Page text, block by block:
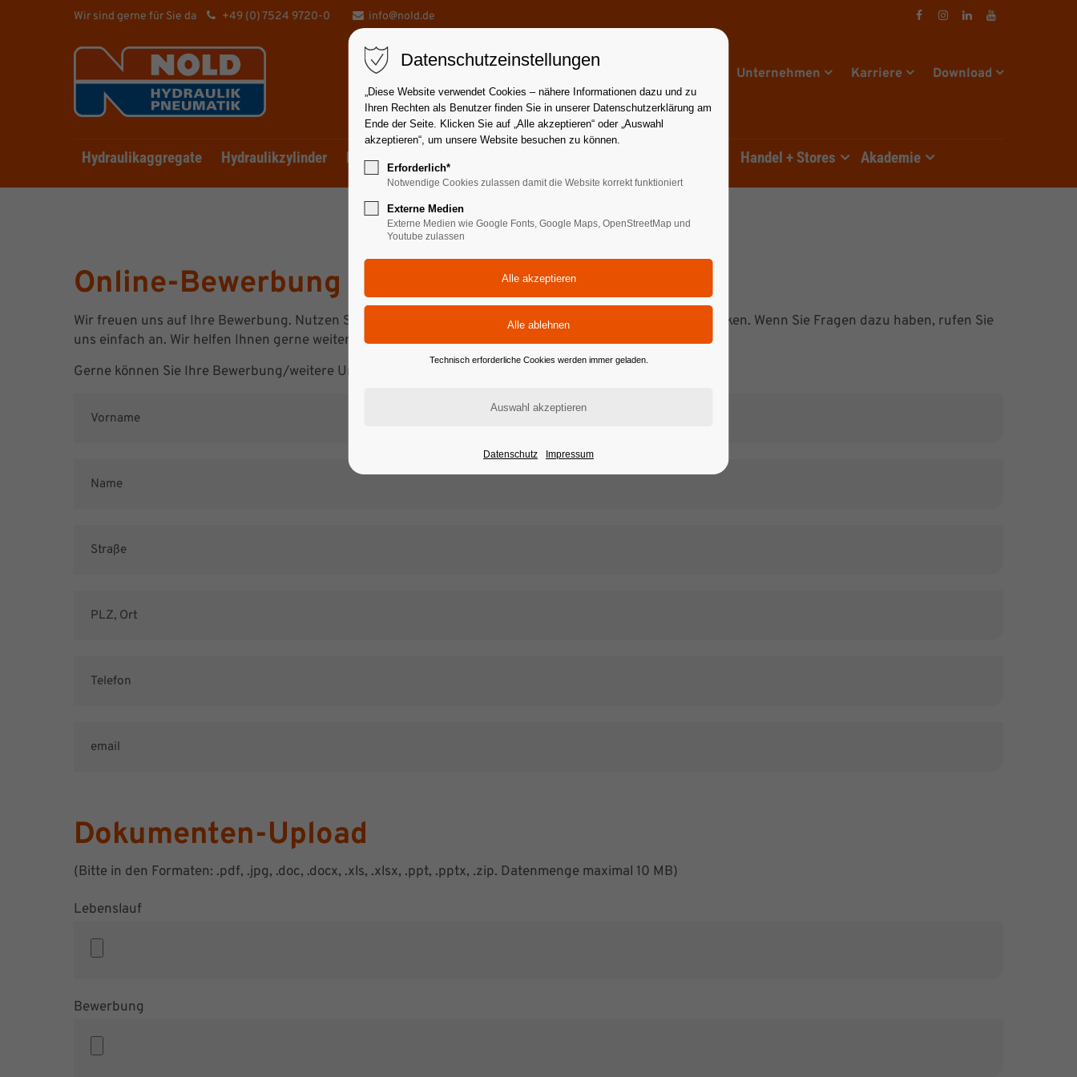
Wir sind gerne für Sie da +49 (0) 7524 9720-0 info@nold.de
Hydraulikaggregate Hydraulikzylinder Hydraulikrohre Handel + Stores Akademie
Unternehmen Karriere Download
Online-Bewerbung
Wir freuen uns auf Ihre Bewerbung. Nutzen Sie dazu unser Online-Formular. Einfach ausfüllen und abschicken. Wenn Sie Fragen dazu haben, rufen Sie
uns einfach an. Wir helfen Ihnen gerne weiter.
Gerne können Sie Ihre Bewerbung/weitere Unterlagen auch via E-Mail an uns senden:
Dokumenten-Upload
(Bitte in den Formaten: .pdf, .jpg, .doc, .docx, .xls, .xlsx, .ppt, .pptx, .zip. Datenmenge maximal 10 MB)
Lebenslauf
Bewerbung
Datenschutzeinstellungen
„Diese Website verwendet Cookies – nähere Informationen dazu und zu
Ihren Rechten als Benutzer finden Sie in unserer Datenschutzerklärung am
Ende der Seite. Klicken Sie auf „Alle akzeptieren“ oder „Auswahl
akzeptieren“, um unsere Website besuchen zu können.
Erforderlich*
Notwendige Cookies zulassen damit die Website korrekt funktioniert
Externe Medien
Externe Medien wie Google Fonts, Google Maps, OpenStreetMap und
Youtube zulassen
Technisch erforderliche Cookies werden immer geladen.
Datenschutz Impressum